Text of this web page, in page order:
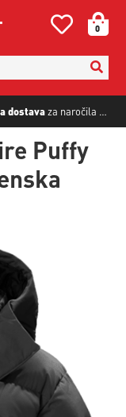
dostavaza naročila nad
0
Puffy